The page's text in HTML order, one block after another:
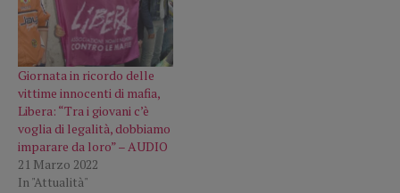
Giornata in ricordo delle
vittime innocenti di mafia,
Libera: “Tra i giovani c’è
voglia di legalità, dobbiamo
imparare da loro” – AUDIO
21 Marzo 2022
In "Attualità"